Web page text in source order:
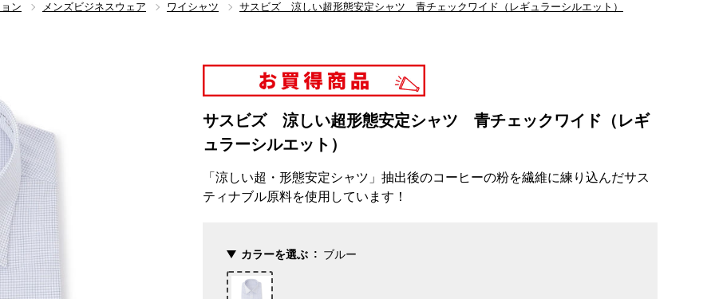
ン メンズビジネスウェア ワイシャツ サスビズ 涼しい超形態安定シャツ 青チェックワイド（レギュラーシルエット）
サスビズ 涼しい超形態安定シャツ 青チェックワイド（レギ
ュラーシルエット）
「涼しい超・形態安定シャツ」抽出後のコーヒーの粉を繊維に練り込んだサス
ティナブル原料を使用しています！
カラーを選ぶ ブルー